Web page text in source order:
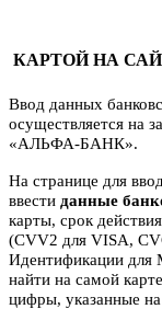
КАРТОЙ НА
Ввод данных
осуществляется на
«АЛЬФА-БАНК».
На странице для
ввести данные
карты, срок
(CVV2 для VISA,
Идентификации
найти на самой
цифры, указанные